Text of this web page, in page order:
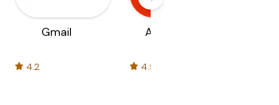
Gmail
4.2
AliExpress
4.5